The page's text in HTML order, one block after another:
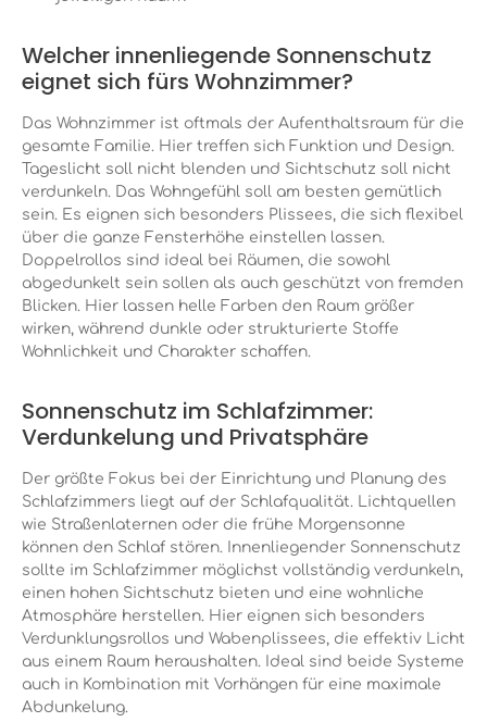
Welcher innenliegende Sonnenschutz
eignet sich fürs Wohnzimmer?
Das Wohnzimmer ist oftmals der Aufenthaltsraum für die
gesamte Familie. Hier treffen sich Funktion und Design.
Tageslicht soll nicht blenden und Sichtschutz soll nicht
verdunkeln. Das Wohngefühl soll am besten gemütlich
sein. Es eignen sich besonders Plissees, die sich flexibel
über die ganze Fensterhöhe einstellen lassen.
Doppelrollos sind ideal bei Räumen, die sowohl
abgedunkelt sein sollen als auch geschützt von fremden
Blicken. Hier lassen helle Farben den Raum größer
wirken, während dunkle oder strukturierte Stoffe
Wohnlichkeit und Charakter schaffen.
Sonnenschutz im Schlafzimmer:
Verdunkelung und Privatsphäre
Der größte Fokus bei der Einrichtung und Planung des
Schlafzimmers liegt auf der Schlafqualität. Lichtquellen
wie Straßenlaternen oder die frühe Morgensonne
können den Schlaf stören. Innenliegender Sonnenschutz
sollte im Schlafzimmer möglichst vollständig verdunkeln,
einen hohen Sichtschutz bieten und eine wohnliche
Atmosphäre herstellen. Hier eignen sich besonders
Verdunklungsrollos und Wabenplissees, die effektiv Licht
aus einem Raum heraushalten. Ideal sind beide Systeme
auch in Kombination mit Vorhängen für eine maximale
Abdunkelung.